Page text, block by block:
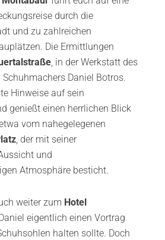
durch die
und zu zahlreichen
Die Ermittlungen
, in der Werkstatt des
Daniel Botros.
Hinweise auf sein
genießt einen herrlichen Blick
vom nahegelegenen
, der mit seiner
und
Atmosphäre besticht.
weiter zum Hotel
eigentlich einen Vortrag
halten sollte. Doch